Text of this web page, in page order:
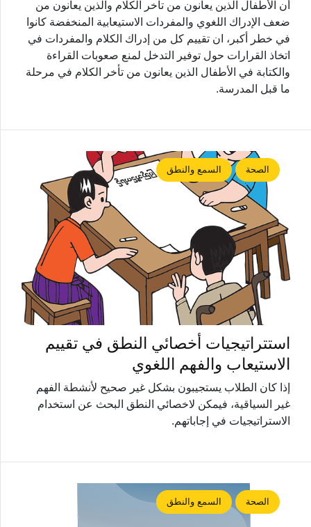
أن الأطفال الذين يعانون من تأخر الكلام والذين يعانون من
ضعف الإدراك اللغوي والمفردات الاستيعابية المنخفضة كانوا
في خطر أكبر، ان تقييم كل من إدراك الكلام والمفردات في
اتخاذ القرارات حول توفير التدخل لمنع صعوبات القراءة
والكتابة في الأطفال الذين يعانون من تأخر الكلام في مرحلة
ما قبل المدرسة.
الصحة السمع والنطق
استتراتيجيات أخصائي النطق في تقييم
الاستيعاب والفهم اللغوي
إذا كان الطلاب يستجيبون بشكل غير صحيح لأنشطة الفهم
غير السياقية، فيمكن لاخصائي النطق البحث عن استخدام
الاستراتيجيات في إجاباتهم.
الصحة السمع والنطق